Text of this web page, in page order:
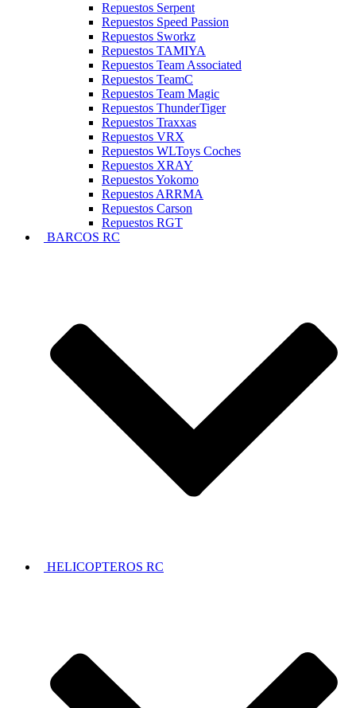
Repuestos Serpent
Repuestos Speed Passion
Repuestos Sworkz
Repuestos TAMIYA
Repuestos Team Associated
Repuestos TeamC
Repuestos Team Magic
Repuestos ThunderTiger
Repuestos Traxxas
Repuestos VRX
Repuestos WLToys Coches
Repuestos XRAY
Repuestos Yokomo
Repuestos ARRMA
Repuestos Carson
Repuestos RGT
BARCOS RC
HELICOPTEROS RC